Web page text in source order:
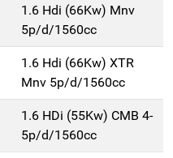
1.6 Hdi (66Kw) Mnv
5p/d/1560cc
1.6 Hdi (66Kw) XTR
Mnv 5p/d/1560cc
1.6 HDi (55Kw) CMB 4-
5p/d/1560cc